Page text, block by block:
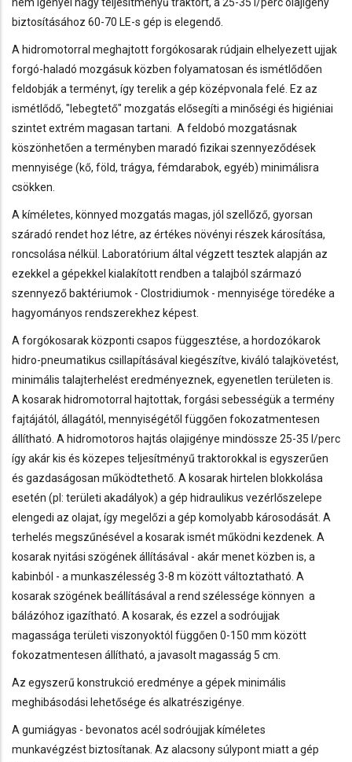
biztosításához 60-70 LE-s gép is elegendő.
A hidromotorral meghajtott forgókosarak rúdjain elhelyezett ujjak
forgó-haladó mozgásuk közben folyamatosan és ismétlődően
feldobják a terményt, így terelik a gép középvonala felé. Ez az
ismétlődő, "lebegtető" mozgatás elősegíti a minőségi és higiéniai
szintet extrém magasan tartani. A feldobó mozgatásnak
köszönhetően a terményben maradó fizikai szennyeződések
mennyisége (kő, föld, trágya, fémdarabok, egyéb) minimálisra
csökken.
A kíméletes, könnyed mozgatás magas, jól szellőző, gyorsan
száradó rendet hoz létre, az értékes növényi részek károsítása,
roncsolása nélkül. Laboratórium által végzett tesztek alapján az
ezekkel a gépekkel kialakított rendben a talajból származó
szennyező baktériumok - Clostridiumok - mennyisége töredéke a
hagyományos rendszerekhez képest.
A forgókosarak központi csapos függesztése, a hordozókarok
hidro-pneumatikus csillapításával kiegészítve, kiváló talajkövetést,
minimális talajterhelést eredményeznek, egyenetlen területen is.
A kosarak hidromotorral hajtottak, forgási sebességük a termény
fajtájától, állagától, mennyiségétől függően fokozatmentesen
állítható. A hidromotoros hajtás olajigénye mindössze 25-35 l/perc
így akár kis és közepes teljesítményű traktorokkal is egyszerűen
és gazdaságosan működtethető. A kosarak hirtelen blokkolása
esetén (pl: területi akadályok) a gép hidraulikus vezérlőszelepe
elengedi az olajat, így megelőzi a gép komolyabb károsodását. A
terhelés megszűnésével a kosarak ismét működni kezdenek. A
kosarak nyitási szögének állításával - akár menet közben is, a
kabinból - a munkaszélesség 3-8 m között változtatható. A
kosarak szögének beállításával a rend szélessége könnyen a
bálázóhoz igazítható. A kosarak, és ezzel a sodróujjak
magassága területi viszonyoktól függően 0-150 mm között
fokozatmentesen állítható, a javasolt magasság 5 cm.
Az egyszerű konstrukció eredménye a gépek minimális
meghibásodási lehetősége és alkatrészigénye.
A gumiágyas - bevonatos acél sodróujjak kíméletes
munkavégzést biztosítanak. Az alacsony súlypont miatt a gép